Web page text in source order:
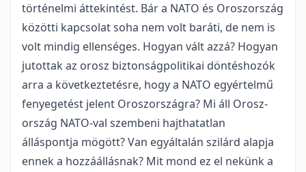
történelmi áttekintést. Bár a NATO és Oroszország
közötti kapcsolat soha nem volt baráti, de nem is
volt mindig ellenséges. Hogyan vált azzá? Hogyan
jutottak az orosz biztonságpolitikai döntés­hozók
arra a következtetésre, hogy a NATO egyértelmű
fenyegetést jelent Oroszországra? Mi áll Orosz­
ország NATO-val szembeni hajthatatlan
álláspontja mögött? Van egyáltalán szilárd alapja
ennek a hozzá­állásnak? Mit mond ez el nekünk a